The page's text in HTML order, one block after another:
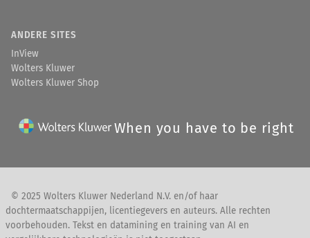
ANDERE SITES
InView
Wolters Kluwer
Wolters Kluwer Shop
When you have to be right
© 2025 Wolters Kluwer Nederland N.V. en/of haar
dochtermaatschappijen, licentiegevers en auteurs. Alle rechten
voorbehouden. Tekst en datamining en training van AI en